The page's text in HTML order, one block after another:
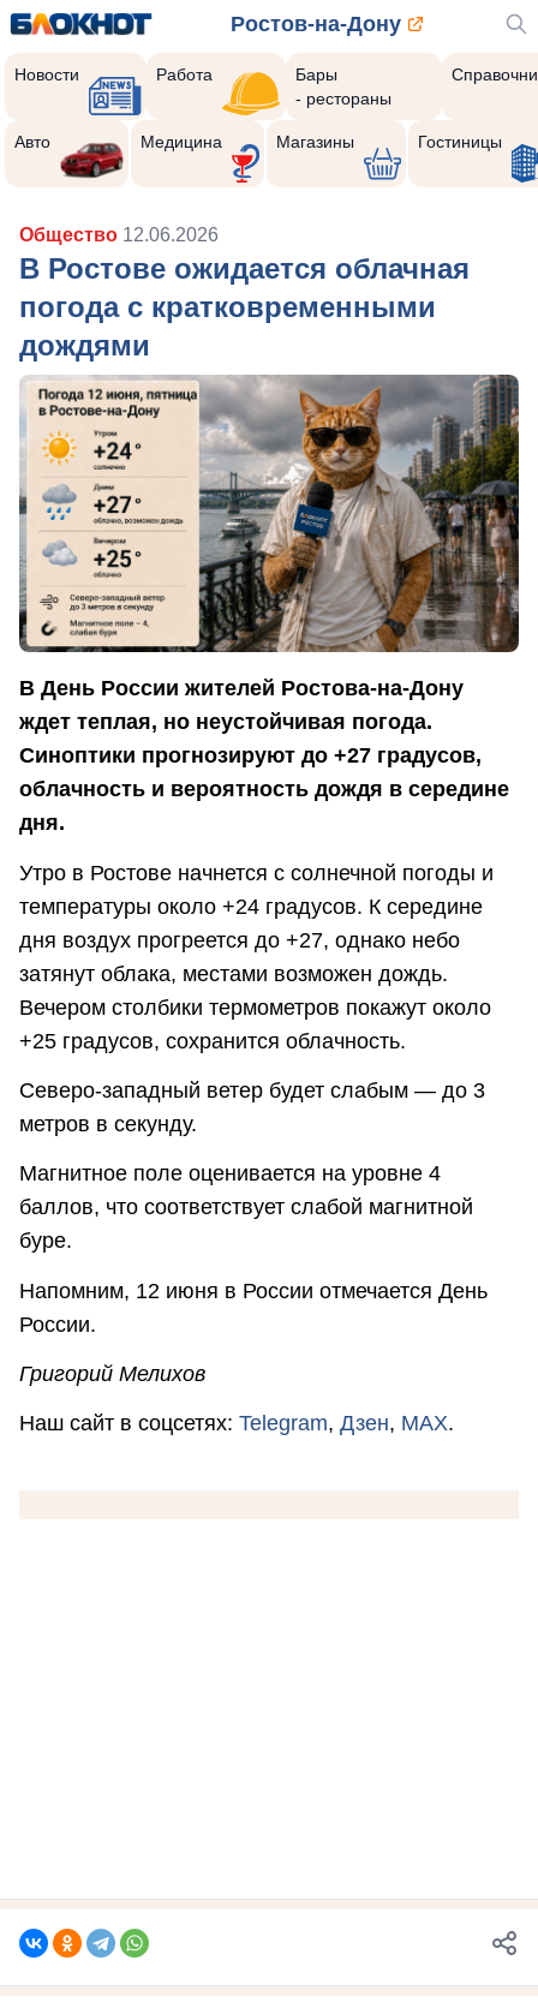
Ростов-на-Дону
Новости Работа
Бары
- рестораны
Авто Медицина Магазины Гостиницы
Общество 12.06.2026
В Ростове ожидается облачная
погода с кратковременными
дождями
В День России жителей Ростова-на-Дону
ждет теплая, но неустойчивая погода.
Синоптики прогнозируют до +27 градусов,
облачность и вероятность дождя в середине
дня.
Утро в Ростове начнется с солнечной погоды и
температуры около +24 градусов. К середине
дня воздух прогреется до +27, однако небо
затянут облака, местами возможен дождь.
Вечером столбики термометров покажут около
+25 градусов, сохранится облачность.
Северо-западный ветер будет слабым — до 3
метров в секунду.
Магнитное поле оценивается на уровне 4
баллов, что соответствует слабой магнитной
буре.
Напомним, 12 июня в России отмечается День
России.
Григорий Мелихов
Наш сайт в соцсетях: Telegram, Дзен, MAX.